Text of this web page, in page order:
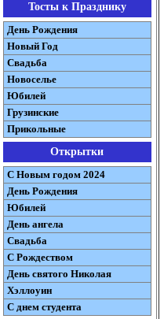
Тосты к Празднику
День Рождения
Новый Год
Свадьба
Новоселье
Юбилей
Грузинские
Прикольные
Открытки
С Новым годом 2024
День Рождения
Юбилей
День ангела
Свадьба
С Рождеством
День святого Николая
Хэллоуин
С днем студента